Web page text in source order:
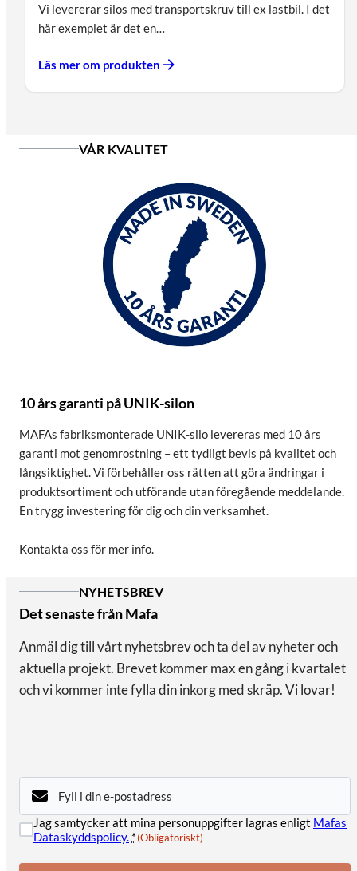
Vi levererar silos med transportskruv till ex lastbil. I det
här exemplet är det en…
Läs mer om produkten
VÅR KVALITET
10 års garanti på UNIK-silon
MAFAs fabriksmonterade UNIK-silo levereras med 10 års
garanti mot genomrostning – ett tydligt bevis på kvalitet och
långsiktighet. Vi förbehåller oss rätten att göra ändringar i
produktsortiment och utförande utan föregående meddelande.
En trygg investering för dig och din verksamhet.
Kontakta oss för mer info.
NYHETSBREV
Det senaste från Mafa
Anmäl dig till vårt nyhetsbrev och ta del av nyheter och
aktuella projekt. Brevet kommer max en gång i kvartalet
och vi kommer inte fylla din inkorg med skräp. Vi lovar!
E-
post(Obligatoriskt)
Samtycke(Obligatoriskt)
Jag samtycker att mina personuppgifter lagras enligt Mafas
Dataskyddspolicy. *(Obligatoriskt)